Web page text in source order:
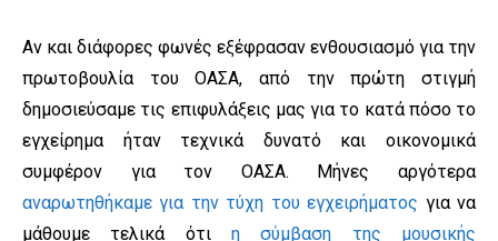
Αν και διάφορες φωνές εξέφρασαν ενθουσιασμό για την
πρωτοβουλία του ΟΑΣΑ, από την πρώτη στιγμή
δημοσιεύσαμε τις επιφυλάξεις μας για το κατά πόσο το
εγχείρημα ήταν τεχνικά δυνατό και οικονομικά
συμφέρον για τον ΟΑΣΑ. Μήνες αργότερα
αναρωτηθήκαμε για την τύχη του εγχειρήματος για να
μάθουμε τελικά ότι η σύμβαση της μουσικής